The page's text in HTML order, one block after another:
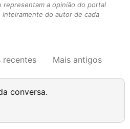
representam a opinião do portal
inteiramente do autor de cada
recentes Mais antigos
conversa.